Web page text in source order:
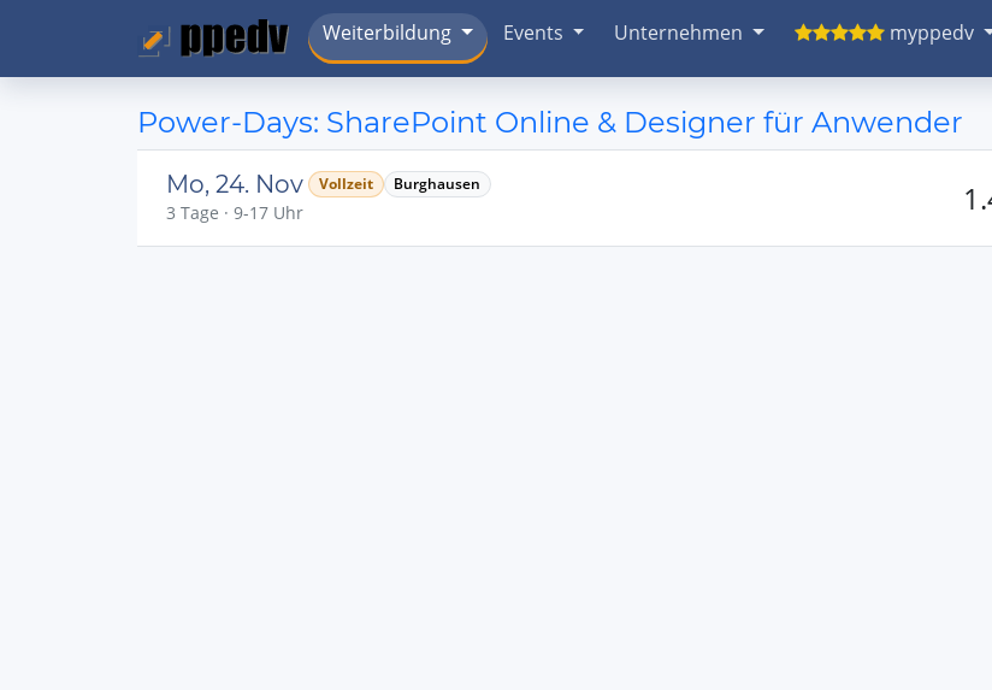
Weiterbildung Events Unternehmen myppedv
Power-Days: SharePoint Online & Designer für Anwender
Mo, 24. Nov Vollzeit Burghausen
3 Tage · 9-17 Uhr